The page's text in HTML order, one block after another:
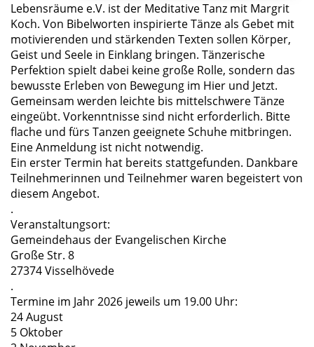
2026
Umgebung
Lebensräume e.V. ist der Meditative Tanz mit Margrit
Koch. Von Bibelworten inspirierte Tänze als Gebet mit
motivierenden und stärkenden Texten sollen Körper,
Geist und Seele in Einklang bringen. Tänzerische
Perfektion spielt dabei keine große Rolle, sondern das
bewusste Erleben von Bewegung im Hier und Jetzt.
Gemeinsam werden leichte bis mittelschwere Tänze
eingeübt. Vorkenntnisse sind nicht erforderlich. Bitte
flache und fürs Tanzen geeignete Schuhe mitbringen.
Eine Anmeldung ist nicht notwendig.
Ein erster Termin hat bereits stattgefunden. Dankbare
Teilnehmerinnen und Teilnehmer waren begeistert von
diesem Angebot.
.
Veranstaltungsort:
Gemeindehaus der Evangelischen Kirche
Große Str. 8
27374 Visselhövede
.
Termine im Jahr 2026 jeweils um 19.00 Uhr:
24 August
5 Oktober